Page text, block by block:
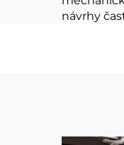
návrhy